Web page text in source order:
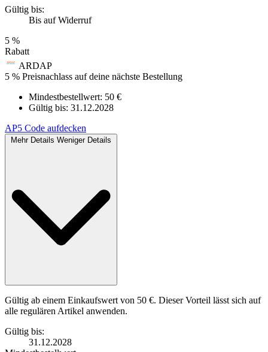
Gültig bis:
Bis auf Widerruf
5 %
Rabatt
ARDAP
5 % Preisnachlass auf deine nächste Bestellung
Mindestbestellwert: 50 €
Gültig bis: 31.12.2028
AP5 Code aufdecken
Mehr Details Weniger Details
Gültig ab einem Einkaufswert von 50 €. Dieser Vorteil lässt sich auf
alle regulären Artikel anwenden.
Gültig bis:
31.12.2028